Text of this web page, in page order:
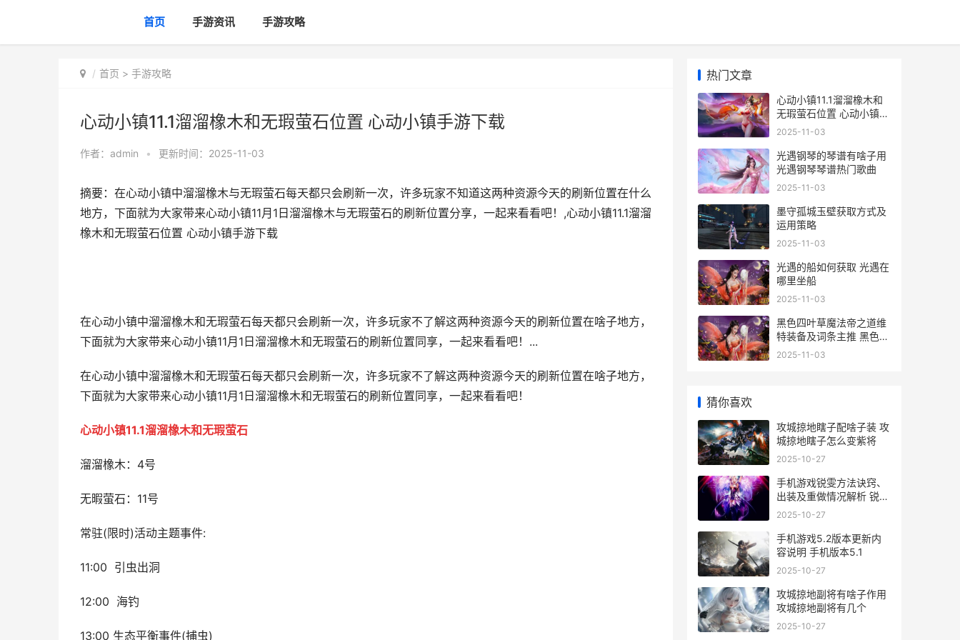
首页 手游资讯 手游攻略
首页 > 手游攻略
心动小镇11.1溜溜橡木和无瑕萤石位置 心动小镇手游下载
作者： admin • 更新时间：2025-11-03
摘要：在心动小镇中溜溜橡木与无瑕萤石每天都只会刷新一次，许多玩家不知道这两种资源今天的刷新位置在什么
地方，下面就为大家带来心动小镇11月1日溜溜橡木与无瑕萤石的刷新位置分享，一起来看看吧！,心动小镇11.1溜溜
橡木和无瑕萤石位置 心动小镇手游下载
在心动小镇中溜溜橡木和无瑕萤石每天都只会刷新一次，许多玩家不了解这两种资源今天的刷新位置在啥子地方，
下面就为大家带来心动小镇11月1日溜溜橡木和无瑕萤石的刷新位置同享，一起来看看吧！...
在心动小镇中溜溜橡木和无瑕萤石每天都只会刷新一次，许多玩家不了解这两种资源今天的刷新位置在啥子地方，
下面就为大家带来心动小镇11月1日溜溜橡木和无瑕萤石的刷新位置同享，一起来看看吧！
心动小镇11.1溜溜橡木和无瑕萤石
溜溜橡木：4号
无暇萤石：11号
常驻(限时)活动主题事件:
11:00 引虫出洞
12:00 海钓
13:00 生态平衡事件(捕虫)
热门文章
心动小镇11.1溜溜橡木和
无瑕萤石位置 心动小镇手
游下载
2025-11-03
光遇钢琴的琴谱有啥子用
光遇钢琴琴谱热门歌曲
2025-11-03
墨守孤城玉壁获取方式及
运用策略
2025-11-03
光遇的船如何获取 光遇在
哪里坐船
2025-11-03
黑色四叶草魔法帝之道维
特装备及词条主推 黑色四
叶草魔法书排名
2025-11-03
猜你喜欢
攻城掠地瞎子配啥子装 攻
城掠地瞎子怎么变紫将
2025-10-27
手机游戏锐雯方法诀窍、
出装及重做情况解析 锐雯
手游qa
2025-10-27
手机游戏5.2版本更新内
容说明 手机版本5.1
2025-10-27
攻城掠地副将有啥子作用
攻城掠地副将有几个
2025-10-27